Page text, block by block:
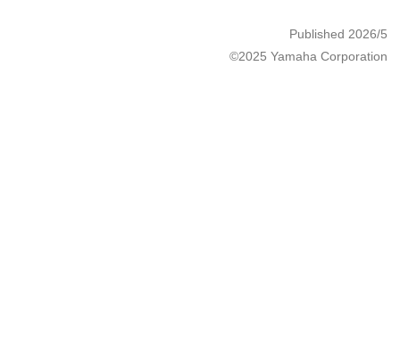
Published 2026/5
©2025 Yamaha Corporation